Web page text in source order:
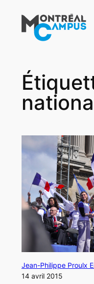
contenu
Jean-Philippe Proulx
14 avril 2015